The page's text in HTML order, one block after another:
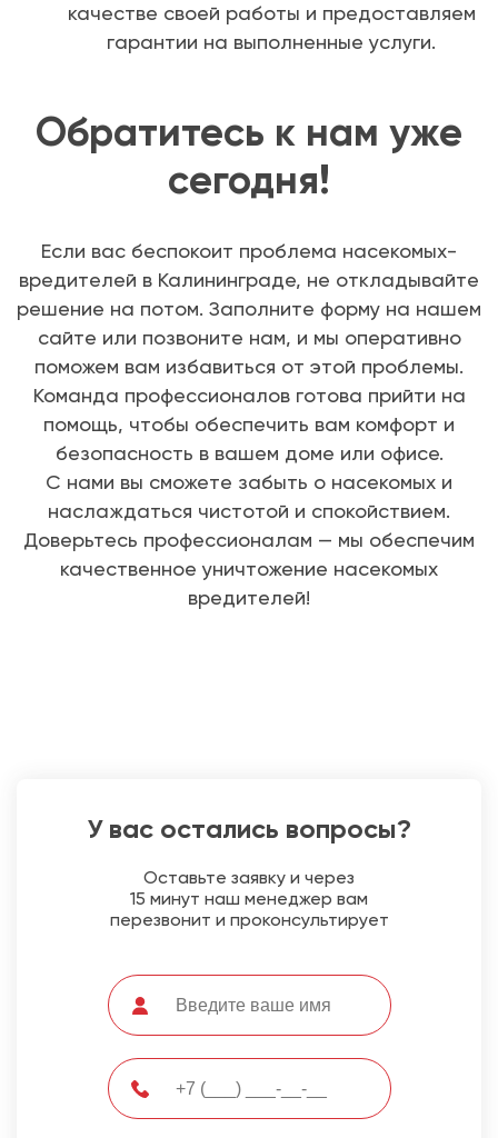
качестве своей работы и предоставляем
гарантии на выполненные услуги.
Обратитесь к нам уже
сегодня!
Если вас беспокоит проблема насекомых-
вредителей в Калининграде, не откладывайте
решение на потом. Заполните форму на нашем
сайте или позвоните нам, и мы оперативно
поможем вам избавиться от этой проблемы.
Команда профессионалов готова прийти на
помощь, чтобы обеспечить вам комфорт и
безопасность в вашем доме или офисе.
С нами вы сможете забыть о насекомых и
наслаждаться чистотой и спокойствием.
Доверьтесь профессионалам — мы обеспечим
качественное уничтожение насекомых
вредителей!
У вас остались вопросы?
Оставьте заявку и через
15 минут наш менеджер вам
перезвонит и проконсультирует